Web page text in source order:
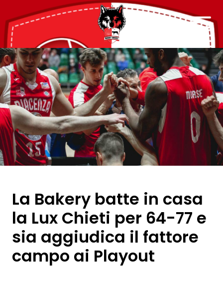
La Bakery batte in casa
la Lux Chieti per 64-77 e
sia aggiudica il fattore
campo ai Playout